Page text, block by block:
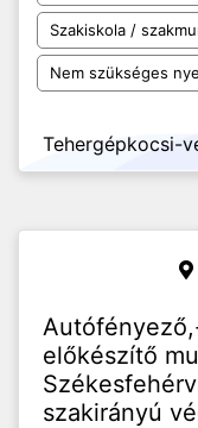
Szakiskola /
Nem szükséges
Tehergépkocsi-
előkészítő
szakirányú